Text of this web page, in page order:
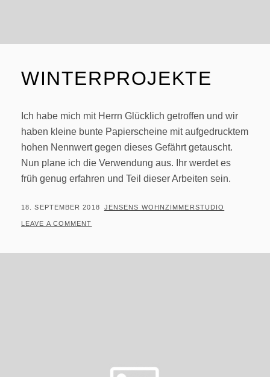
WINTERPROJEKTE
Ich habe mich mit Herrn Glücklich getroffen und wir
haben kleine bunte Papierscheine mit aufgedrucktem
hohen Nennwert gegen dieses Gefährt getauscht.
Nun plane ich die Verwendung aus. Ihr werdet es
früh genug erfahren und Teil dieser Arbeiten sein.
POSTED
ON
18. SEPTEMBER 2018 BY
JENSENS WOHNZIMMERSTUDIO
LEAVE A COMMENT